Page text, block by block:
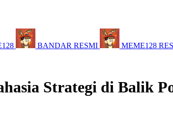
BANDAR RESMI MEME128
Strategi di Balik